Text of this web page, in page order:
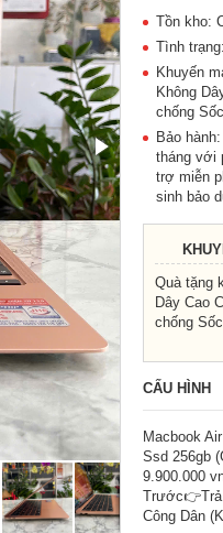
Tồn kho:
Tình trạng:
Khuyến
Không
chống Sốc
Bảo
tháng với
trợ miễn
sinh bảo
Quà tặng
Dây Cao
chống Sốc
CẤU HÌNH
Macbook
Ssd 256gb
9.900.000
Trước👉Trả
Công Dân